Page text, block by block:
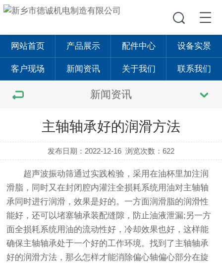
网站首页 产品展示 配件中心 设备实景
客户现场 新闻资讯 关于我们 联系我们
新闻资讯
主轴轴承好的润滑方法
发布日期：2022-12-16 浏览次数：622
超声波振动筛通过实践检验，采用在油杯里加注润
滑脂，同时又在封闭腔内灌注全损耗系统用油对主轴轴
承同时进行润滑，效果是好的。一方面润滑脂的润滑性
能好，还可以堵塞轴承装配缝隙，防止油液泄漏;另一方
面全损耗系统用油的流动性好，冷却效果也好，这样能
确保主轴轴承处于一个好的工作环境。找到了主轴轴承
好的润滑方法，那么怎样才能消除偏心轴偏心部分在旋